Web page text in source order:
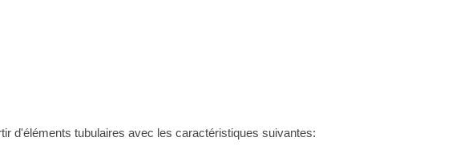
d'éléments tubulaires avec les caractéristiques suivantes: